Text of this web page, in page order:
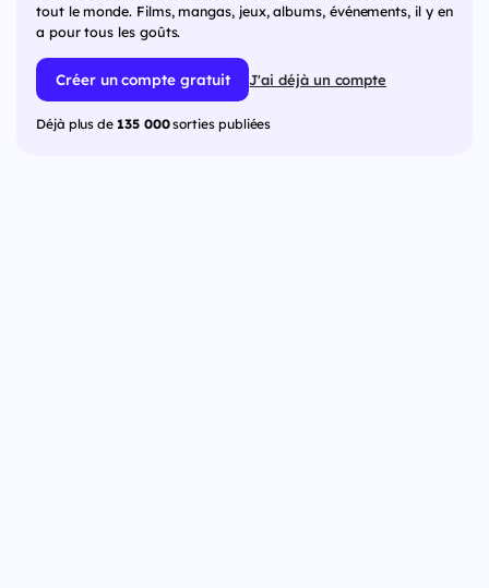
tout le monde. Films, mangas, jeux, albums, événements, il y en
a pour tous les goûts.
Créer un compte gratuit J'ai déjà un compte
Déjà plus de 135 000sorties publiées